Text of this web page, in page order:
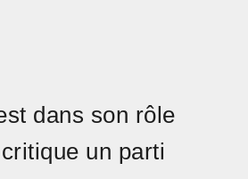
dans son rôle
un parti